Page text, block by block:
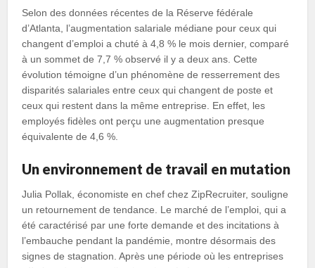
Selon des données récentes de la Réserve fédérale
d’Atlanta, l’augmentation salariale médiane pour ceux qui
changent d’emploi a chuté à 4,8 % le mois dernier, comparé
à un sommet de 7,7 % observé il y a deux ans. Cette
évolution témoigne d’un phénomène de resserrement des
disparités salariales entre ceux qui changent de poste et
ceux qui restent dans la même entreprise. En effet, les
employés fidèles ont perçu une augmentation presque
équivalente de 4,6 %.
Un environnement de travail en mutation
Julia Pollak, économiste en chef chez ZipRecruiter, souligne
un retournement de tendance. Le marché de l’emploi, qui a
été caractérisé par une forte demande et des incitations à
l’embauche pendant la pandémie, montre désormais des
signes de stagnation. Après une période où les entreprises